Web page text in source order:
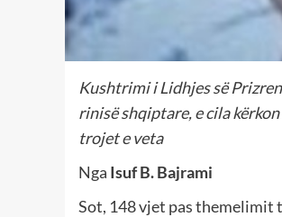
Kushtrimi i Lidhjes së
rinisë shqiptare, e cila
trojet e veta
Nga Isuf B. Bajrami
Sot, 148 vjet pas themelimit